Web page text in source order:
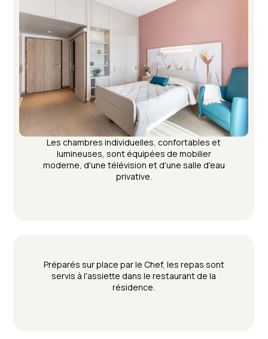
Les chambres individuelles, confortables et
lumineuses, sont équipées de mobilier
moderne, d'une télévision et d'une salle d'eau
privative.
Préparés sur place par le Chef, les repas sont
servis à l'assiette dans le restaurant de la
résidence.